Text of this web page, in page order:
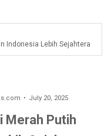
Indonesia Lebih Sejahtera
July 20, 2025
Merah Putih